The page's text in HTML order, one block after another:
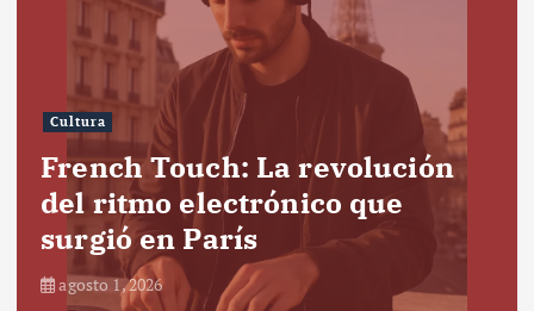
Cultura
French Touch: La revolución
del ritmo electrónico que
surgió en París
agosto 1, 2026